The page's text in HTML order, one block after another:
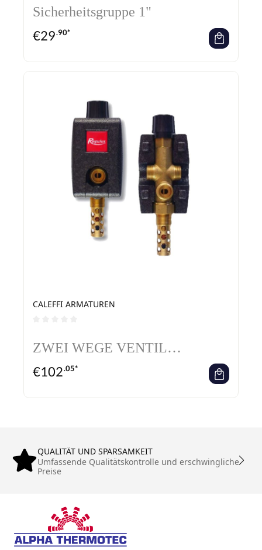
Sicherheitsgruppe 1"
€29.90*
CALEFFI ARMATUREN
ZWEI WEGE VENTIL
REGULUS DBV-2
€102.05*
QUALITÄT UND SPARSAMKEIT
Umfassende Qualitätskontrolle und erschwingliche
Preise